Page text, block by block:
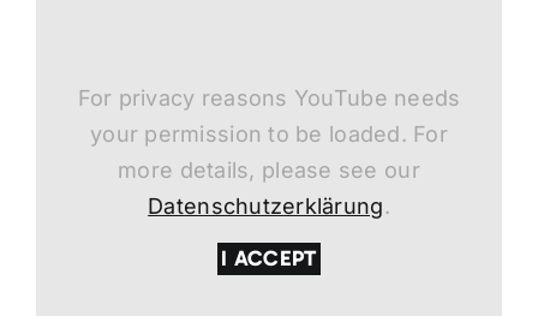
For privacy reasons YouTube needs
your permission to be loaded. For
more details, please see our
Datenschutzerklärung.
I ACCEPT